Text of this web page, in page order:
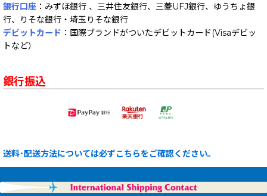
銀行口座 ：みずほ銀行 、三井住友銀行、三菱UFJ銀行、ゆうちょ銀
行、りそな銀行・埼玉りそな銀行
デビットカード ：国際ブランドがついたデビットカード(Visaデビッ
トなど）
銀行振込
送料･配送方法については必ずこちらをご確認ください。